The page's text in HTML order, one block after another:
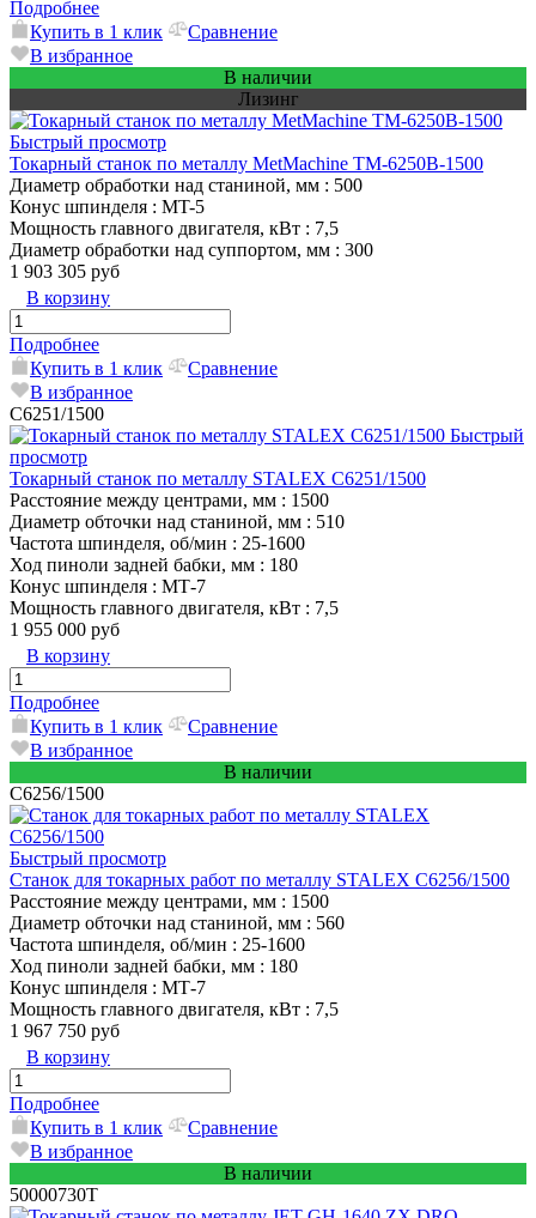
Подробнее
Купить в 1 клик
Сравнение
В избранное
В наличии
Лизинг
Быстрый просмотр
Токарный станок по металлу MetMachine TM-6250B-1500
Диаметр обработки над станиной, мм : 500
Конус шпинделя : MT-5
Мощность главного двигателя, кВт : 7,5
Диаметр обработки над суппортом, мм : 300
1 903 305 руб
В корзину
Подробнее
Купить в 1 клик
Сравнение
В избранное
C6251/1500
Быстрый
просмотр
Токарный станок по металлу STALEX C6251/1500
Расстояние между центрами, мм : 1500
Диаметр обточки над станиной, мм : 510
Частота шпинделя, об/мин : 25-1600
Ход пиноли задней бабки, мм : 180
Конус шпинделя : MТ-7
Мощность главного двигателя, кВт : 7,5
1 955 000 руб
В корзину
Подробнее
Купить в 1 клик
Сравнение
В избранное
В наличии
C6256/1500
Быстрый просмотр
Станок для токарных работ по металлу STALEX C6256/1500
Расстояние между центрами, мм : 1500
Диаметр обточки над станиной, мм : 560
Частота шпинделя, об/мин : 25-1600
Ход пиноли задней бабки, мм : 180
Конус шпинделя : MТ-7
Мощность главного двигателя, кВт : 7,5
1 967 750 руб
В корзину
Подробнее
Купить в 1 клик
Сравнение
В избранное
В наличии
50000730T